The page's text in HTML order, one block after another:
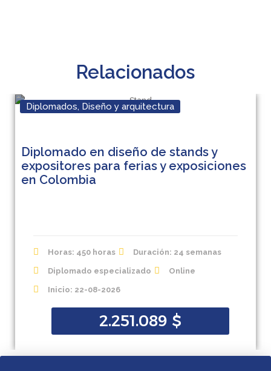
Relacionados
Diplomados, Diseño y arquitectura
Diplomado en diseño de stands y
expositores para ferias y exposiciones
en Colombia
Horas: 450 horas Duración: 24 semanas
Diplomado especializado Online
Inicio: 22-08-2026
2.251.089 $